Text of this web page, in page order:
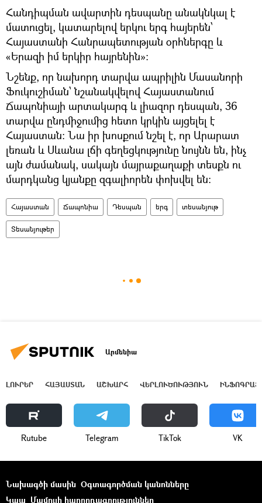
Հանդիպման ավարտին դեսպանը անակնկալ է
մատուցել, կատարելով երկու երգ հայերեն՝
Հայաստանի Հանրապետության օրհներգը և
«Երազի իմ երկիր հայրենին»։
Նշենք, որ նախորդ տարվա ապրիլին Մասանորի
Ֆուկուշիման՝ նշանակվելով Հայաստանում
Ճապոնիայի արտակարգ և լիազոր դեսպան, 36
տարվա ընդմիջումից հետո կրկին այցելել է
Հայաստան։ Նա իր խոսքում նշել է, որ Արարատ
լեռան և Սևանա լճի գեղեցկությունը նույնն են, ինչ
այն ժամանակ, սակայն մայրաքաղաքի տեսքն ու
մարդկանց կյանքը զգալիորեն փոխվել են:
Հայաստան Ճապոնիա Դեսպան երգ տեսանյութ
Տեսանյութեր
Արմենիա
ԼՈՒՐԵՐ ՀԱՅԱՍՏԱՆ ԱՇԽԱՐՀ ՎԵՐԼՈՒԾՈՒԹՅՈՒՆ
Rutube Telegram ТikТоk VK
Նախագծի մասին Օգտագործման կանոնները
Կապ Մամուլի հաղորդագրություններ